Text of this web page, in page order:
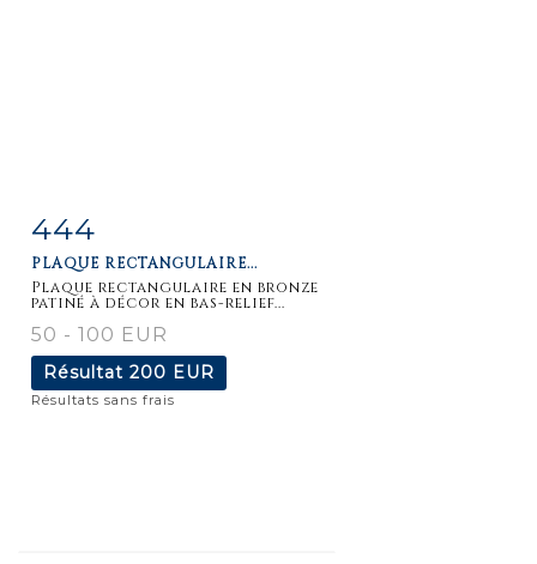
Fiche
détaillée
444
PLAQUE RECTANGULAIRE...
Plaque rectangulaire en bronze
patiné à décor en bas-relief...
50 - 100 EUR
Résultat 200 EUR
Résultats sans frais